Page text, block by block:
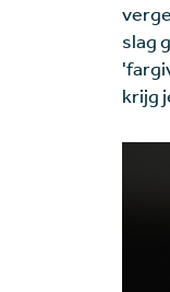
slag
krijg